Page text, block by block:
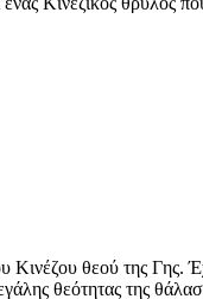
θεού της Γης.
θεότητας της